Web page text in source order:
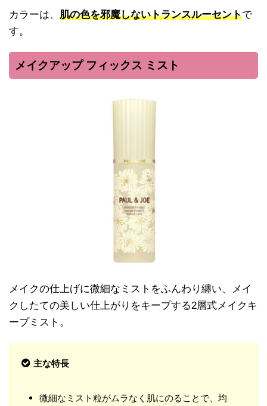
カラーは、 肌の色を邪魔しないトランスルーセントで
す。
メイクアップ フィックス ミスト
メイクの仕上げに微細なミストをふんわり纏い、メイ
クしたての美しい仕上がりをキープする2層式メイクキ
ープミスト。
主な特長
微細なミスト粒がムラなく肌にのることで、均